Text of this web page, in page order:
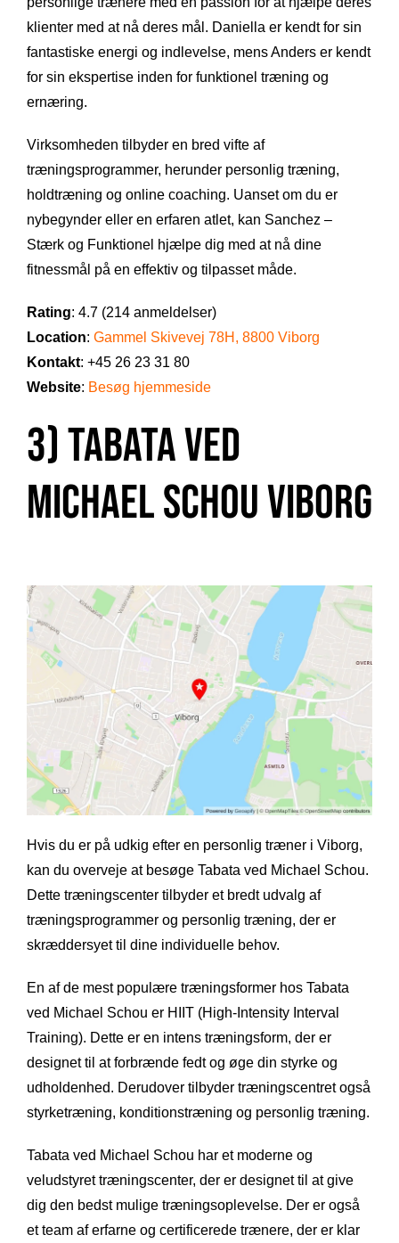
klienter med at nå deres mål. Daniella er kendt for sin
fantastiske energi og indlevelse, mens Anders er kendt
for sin ekspertise inden for funktionel træning og
ernæring.
Virksomheden tilbyder en bred vifte af
træningsprogrammer, herunder personlig træning,
holdtræning og online coaching. Uanset om du er
nybegynder eller en erfaren atlet, kan Sanchez –
Stærk og Funktionel hjælpe dig med at nå dine
fitnessmål på en effektiv og tilpasset måde.
Rating: 4.7 (214 anmeldelser)
Location: Gammel Skivevej 78H, 8800 Viborg
Kontakt: +45 26 23 31 80
Website: Besøg hjemmeside
3) Tabata ved
Michael Schou Viborg
Hvis du er på udkig efter en personlig træner i Viborg,
kan du overveje at besøge Tabata ved Michael Schou.
Dette træningscenter tilbyder et bredt udvalg af
træningsprogrammer og personlig træning, der er
skræddersyet til dine individuelle behov.
En af de mest populære træningsformer hos Tabata
ved Michael Schou er HIIT (High-Intensity Interval
Training). Dette er en intens træningsform, der er
designet til at forbrænde fedt og øge din styrke og
udholdenhed. Derudover tilbyder træningscentret også
styrketræning, konditionstræning og personlig træning.
Tabata ved Michael Schou har et moderne og
veludstyret træningscenter, der er designet til at give
dig den bedst mulige træningsoplevelse. Der er også
et team af erfarne og certificerede trænere, der er klar